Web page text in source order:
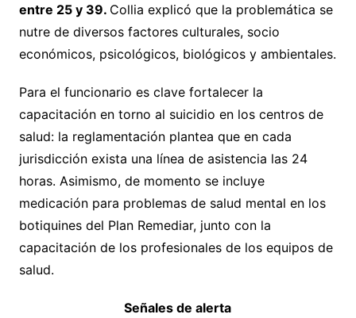
entre 25 y 39. Collia explicó que la problemática se
nutre de diversos factores culturales, socio
económicos, psicológicos, biológicos y ambientales.
Para el funcionario es clave fortalecer la
capacitación en torno al suicidio en los centros de
salud: la reglamentación plantea que en cada
jurisdicción exista una línea de asistencia las 24
horas. Asimismo, de momento se incluye
medicación para problemas de salud mental en los
botiquines del Plan Remediar, junto con la
capacitación de los profesionales de los equipos de
salud.
Señales de alerta